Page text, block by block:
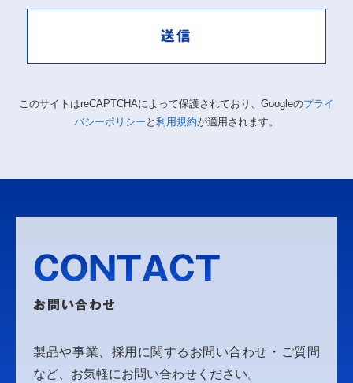
このサイトはreCAPTCHAによって保護されており、Googleのプライ
バシーポリシー と 利用規約が適用されます。
CONTACT
お問い合わせ
製品や事業、採用に関するお問い合わせ・ご質問
など、お気軽にお問い合わせください。